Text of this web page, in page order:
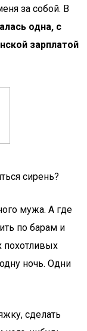
за собой. В
одна, с
зарплатой
сирень?
мужа. А где
по барам и
похотливых
ночь. Одни
сделать